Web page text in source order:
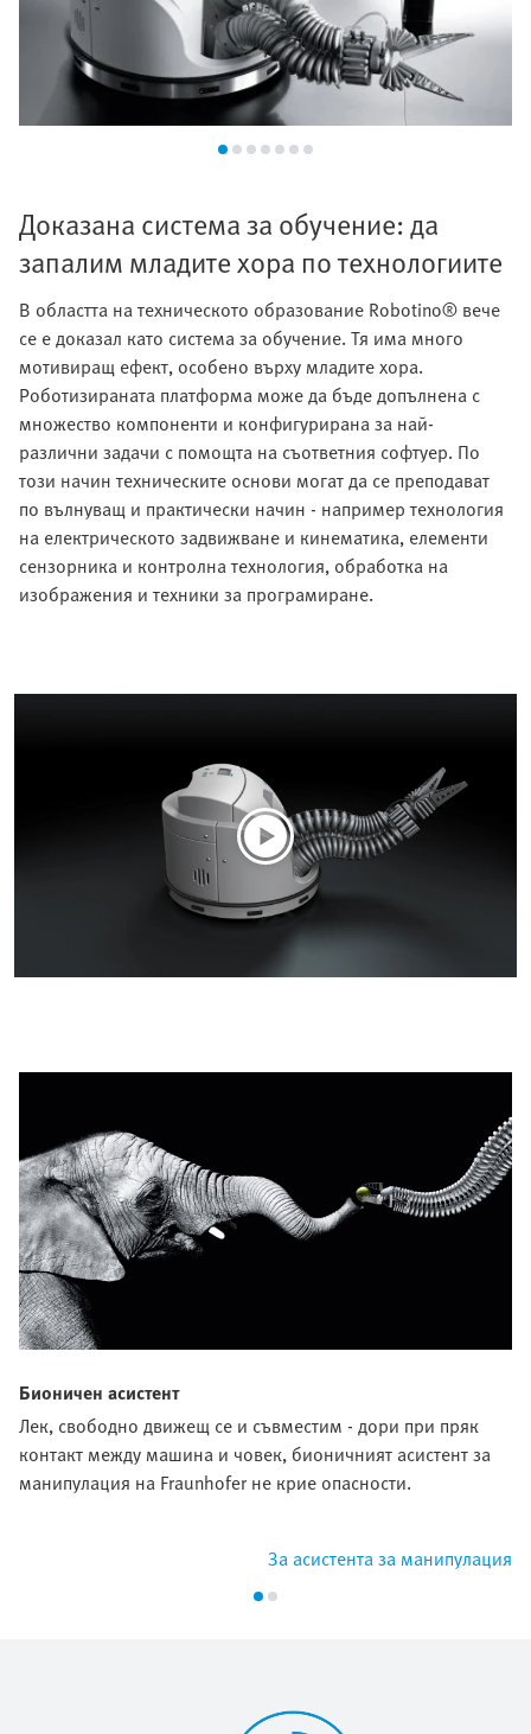
Доказана система за обучение: да
запалим младите хора по технологиите
В областта на техническото образование Robotino® вече
се е доказал като система за обучение. Тя има много
мотивиращ ефект, особено върху младите хора.
Роботизираната платформа може да бъде допълнена с
множество компоненти и конфигурирана за най-
различни задачи с помощта на съответния софтуер. По
този начин техническите основи могат да се преподават
по вълнуващ и практически начин - например технология
на електрическото задвижване и кинематика, елементи
сензорника и контролна технология, обработка на
изображения и техники за програмиране.
Бионичен асистент
Лек, свободно движещ се и съвместим - дори при пряк
контакт между машина и човек, бионичният асистент за
манипулация на Fraunhofer не крие опасности.
За асистента за манипулация